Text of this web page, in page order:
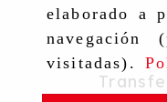
elaborado a
navegación
visitadas).